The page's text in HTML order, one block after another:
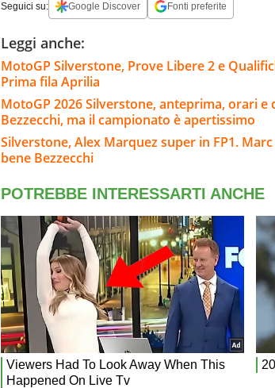
Seguici su: Google Discover Fonti preferite
Leggi anche:
MotoGP Silverstone, Prove Libere 2 e
Prima fila Aprilia
MotoGP 2026 Silverstone, anteprima, orari
Bezzecchi, ma il campionato è apertissimo
Silverstone, Alex Marquez super in FP1.
bene Bezzecchi